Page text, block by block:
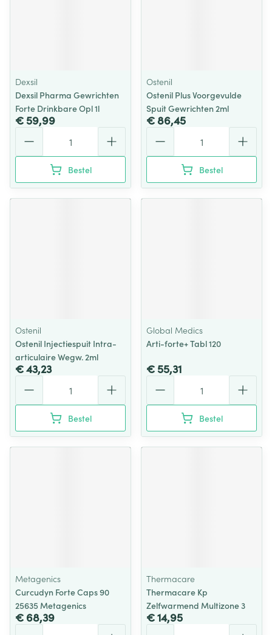
Dexsil
Dexsil Pharma Gewrichten
Forte Drinkbare Opl 1l
€ 59,99
Bestel
Ostenil
Ostenil Plus Voorgevulde
Spuit Gewrichten 2ml
€ 86,45
Bestel
Ostenil
Ostenil Injectiespuit Intra-
articulaire Wegw. 2ml
€ 43,23
Bestel
Global Medics
Arti-forte+ Tabl 120
€ 55,31
Bestel
Metagenics
Curcudyn Forte Caps 90
25635 Metagenics
€ 68,39
Thermacare
Thermacare Kp
Zelfwarmend Multizone 3
€ 14,95